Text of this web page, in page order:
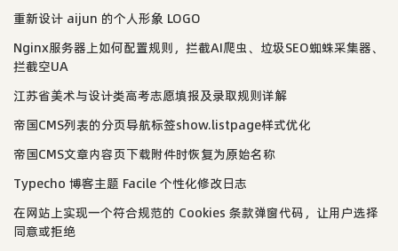
重新设计 aijun 的个人形象 LOGO
Nginx服务器上如何配置规则，拦截AI爬虫、垃圾SEO蜘蛛采集器、
拦截空UA
江苏省美术与设计类高考志愿填报及录取规则详解
帝国CMS列表的分页导航标签show.listpage样式优化
帝国CMS文章内容页下载附件时恢复为原始名称
Typecho 博客主题 Facile 个性化修改日志
在网站上实现一个符合规范的 Cookies 条款弹窗代码，让用户选择
同意或拒绝